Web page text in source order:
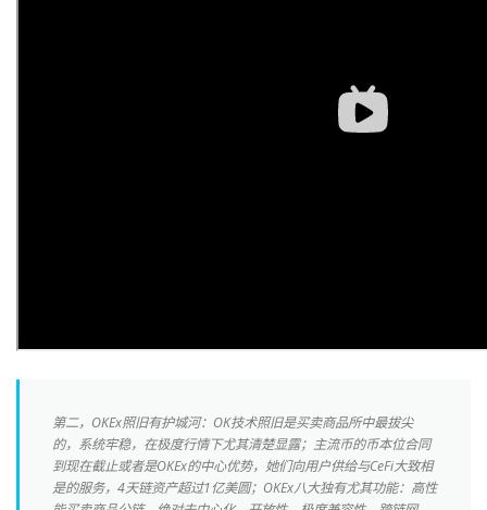
第二，OKEx照旧有护城河：OK技术照旧是买卖商品所中最拔尖
的，系统牢稳，在极度行情下尤其清楚显露；主流币的币本位合同
到现在截止或者是OKEx的中心优势，她们向用户供给与CeFi大致相
是的服务，4天链资产超过1亿美圆；OKEx八大独有尤其功能：高性